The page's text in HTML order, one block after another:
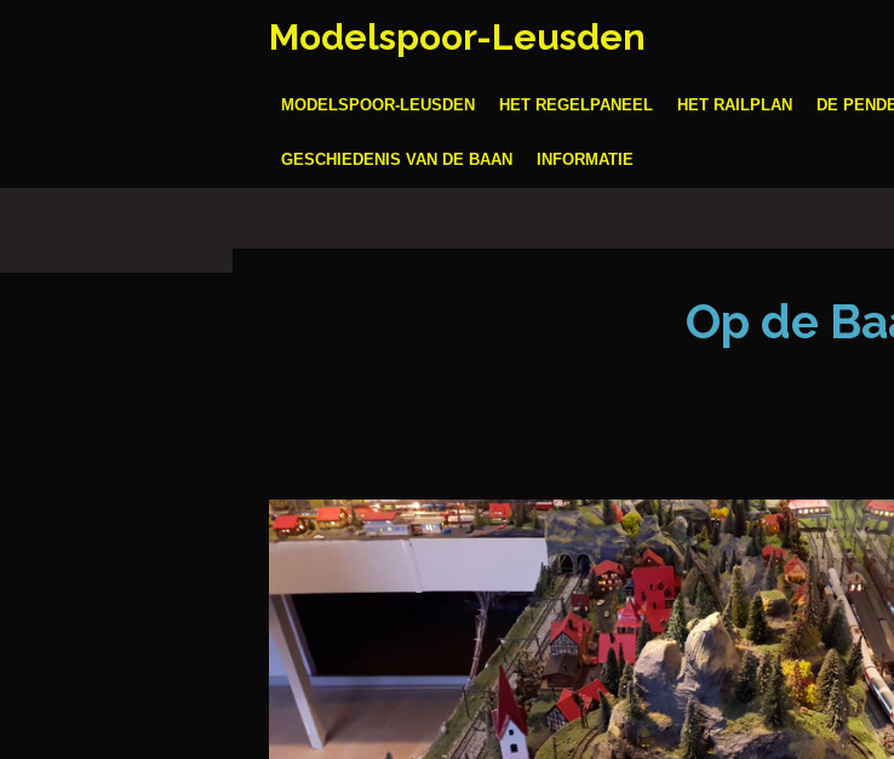
Modelspoor-Leusden
MODELSPOOR-LEUSDEN HET REGELPANEEL HET RAILPLAN DE
GESCHIEDENIS VAN DE BAAN INFORMATIE
Op de